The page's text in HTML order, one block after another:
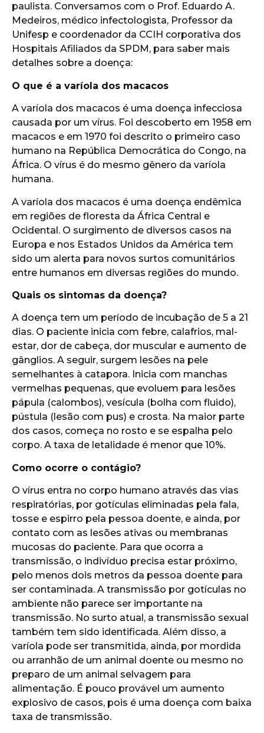
paulista. Conversamos com o Prof. Eduardo A.
Medeiros, médico infectologista, Professor da
Unifesp e coordenador da CCIH corporativa dos
Hospitais Afiliados da SPDM, para saber mais
detalhes sobre a doença:
O que é a varíola dos macacos
A varíola dos macacos é uma doença infecciosa
causada por um vírus. Foi descoberto em 1958 em
macacos e em 1970 foi descrito o primeiro caso
humano na República Democrática do Congo, na
África. O vírus é do mesmo gênero da varíola
humana.
A varíola dos macacos é uma doença endêmica
em regiões de floresta da África Central e
Ocidental. O surgimento de diversos casos na
Europa e nos Estados Unidos da América tem
sido um alerta para novos surtos comunitários
entre humanos em diversas regiões do mundo.
Quais os sintomas da doença?
A doença tem um período de incubação de 5 a 21
dias. O paciente inicia com febre, calafrios, mal-
estar, dor de cabeça, dor muscular e aumento de
gânglios. A seguir, surgem lesões na pele
semelhantes à catapora. Inicia com manchas
vermelhas pequenas, que evoluem para lesões
pápula (calombos), vesícula (bolha com fluido),
pústula (lesão com pus) e crosta. Na maior parte
dos casos, começa no rosto e se espalha pelo
corpo. A taxa de letalidade é menor que 10%.
Como ocorre o contágio?
O vírus entra no corpo humano através das vias
respiratórias, por gotículas eliminadas pela fala,
tosse e espirro pela pessoa doente, e ainda, por
contato com as lesões ativas ou membranas
mucosas do paciente. Para que ocorra a
transmissão, o indivíduo precisa estar próximo,
pelo menos dois metros da pessoa doente para
ser contaminada. A transmissão por gotículas no
ambiente não parece ser importante na
transmissão. No surto atual, a transmissão sexual
também tem sido identificada. Além disso, a
varíola pode ser transmitida, ainda, por mordida
ou arranhão de um animal doente ou mesmo no
preparo de um animal selvagem para
alimentação. É pouco provável um aumento
explosivo de casos, pois é uma doença com baixa
taxa de transmissão.